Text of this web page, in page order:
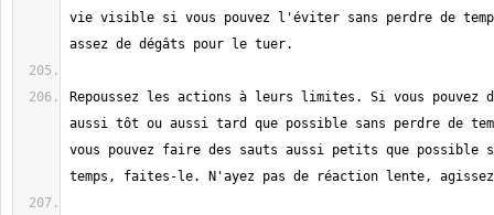
vie visible si vous pouvez l'éviter sans perdre de
Repoussez les actions à leurs limites. Si vous pouvez
aussi tôt ou aussi tard que possible sans perdre de
vous pouvez faire des sauts aussi petits que possible